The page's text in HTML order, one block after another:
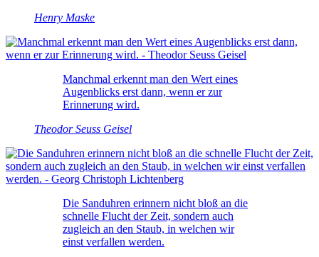
Henry Maske
Manchmal erkennt man den Wert eines
Augenblicks erst dann, wenn er zur
Erinnerung wird.
Theodor Seuss Geisel
Die Sanduhren erinnern nicht bloß an die
schnelle Flucht der Zeit, sondern auch
zugleich an den Staub, in welchen wir
einst verfallen werden.